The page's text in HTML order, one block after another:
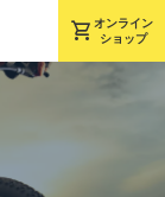
shopping_cart オンライン
ショップ